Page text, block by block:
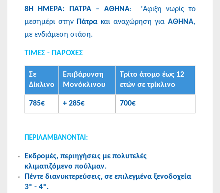
8Η ΗΜΕΡΑ: ΠΑΤΡΑ – ΑΘΗΝΑ: 'Αφιξη νωρίς το
μεσημέρι στην Πάτρα και αναχώρηση γιαΑΘΗΝΑ,
με ενδιάμεση στάση.
ΤΙΜΕΣ - ΠΑΡΟΧΕΣ
Σε
Δίκλινο
Eπιβάρυνση
Μονόκλινου
Τρίτο άτομο έως 12
ετών σε τρίκλινο
785€ + 285€ 700€
ΠΕΡΙΛΑΜΒΑΝΟΝΤΑΙ:
Εκδρομές, περιηγήσεις με πολυτελές
κλιματιζόμενο πούλμαν.
Πέντε διανυκτερεύσεις, σε επιλεγμένα ξενοδοχεία
3* - 4*.